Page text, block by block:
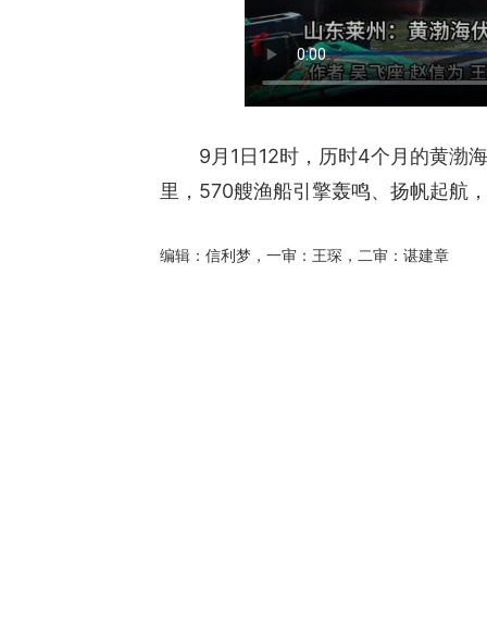
9月1日12时，历时4个月的黄渤
里，570艘渔船引擎轰鸣、扬帆起航
编辑：信利梦，一审：王琛，二审：谌建章